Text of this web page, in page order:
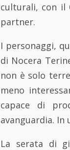
culturali, con il
partner.
I personaggi,
di Nocera
non è solo
meno
capace di
avanguardia. In
La serata di